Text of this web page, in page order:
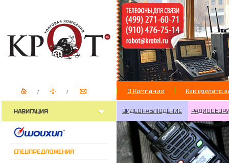
О Компании Как сделать
НАВИГАЦИЯ
СПЕЦПРЕДЛОЖЕНИЯ
ВИДЕОНАБЛЮДЕНИЕ